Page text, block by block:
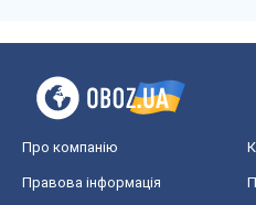
Про компанію
Правова інформація